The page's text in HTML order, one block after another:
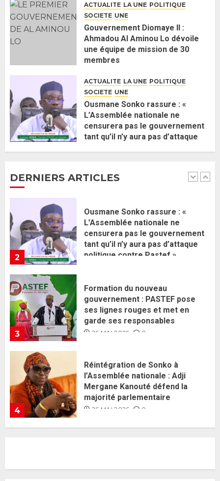
ACTUALITE LA UNE POLITIQUE
SOCIETE UNE
Gouvernement Diomaye II :
Ahmadou Al Aminou Lo dévoile
une équipe de mission de 30
membres
ACTUALITE LA UNE POLITIQUE
SOCIETE UNE
Ousmane Sonko rassure : «
L’Assemblée nationale ne
censurera pas le gouvernement
tant qu’il n’y aura pas d’attaque
DERNIERS ARTICLES
5
J’espère me tromper »
26 MAI 2026
1
Gouvernement Diomaye II :
une équipe de mission de 30
membres
2 JUIN 2026 0
2
Ousmane Sonko rassure : «
politique contre Pastef »
3
Formation du nouveau
gouvernement : PASTEF pose
ses lignes rouges et met en
garde ses responsables
26 MAI 2026 0
4
Réintégration de Sonko à
l’Assemblée nationale : Adji
Mergane Kanouté défend la
majorité parlementaire
26 MAI 2026 0
5
Guy Marius Sagna inquiet après la
nomination d’Al Aminou Lo : «
J’espère me tromper »
26 MAI 2026 0